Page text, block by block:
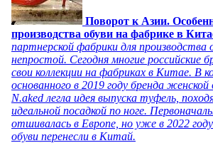
Поворот к Азии.
производства обуви на фабрике в
партнерской фабрики для производства
непростой. Сегодня многие
свои коллекции на фабриках в Китае. В
основанного в 2019 году бренда женской
N.aked легла идея выпуска туфель,
идеальной посадкой по ноге.
отшивалась в Европе, но уже в 2022
обуви перенесли в Китай.